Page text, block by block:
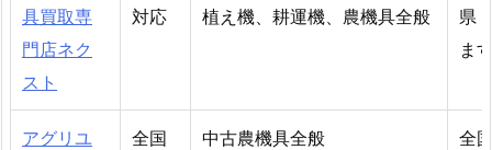
具買取専
門店ネク
スト
対応
植え機、耕運機、農機具全般
県
ま
アグリユ
全国
中古農機具全般
全